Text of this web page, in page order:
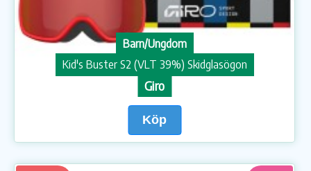
Barn/Ungdom
Kid's Buster S2 (VLT 39%) Skidglasögon
Giro
Köp